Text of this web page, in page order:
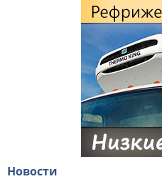
Новости